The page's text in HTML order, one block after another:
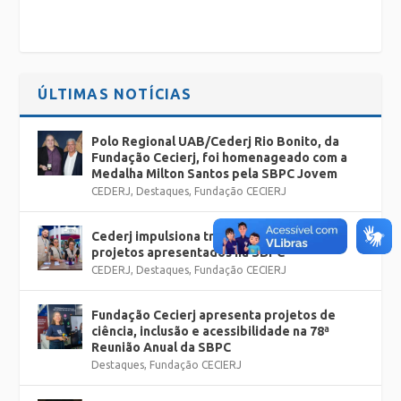
ÚLTIMAS NOTÍCIAS
Polo Regional UAB/Cederj Rio Bonito, da
Fundação Cecierj, foi homenageado com a
Medalha Milton Santos pela SBPC Jovem
CEDERJ, Destaques, Fundação CECIERJ
Cederj impulsiona trajetórias e fortalece
projetos apresentados na SBPC
CEDERJ, Destaques, Fundação CECIERJ
Fundação Cecierj apresenta projetos de
ciência, inclusão e acessibilidade na 78ª
Reunião Anual da SBPC
Destaques, Fundação CECIERJ